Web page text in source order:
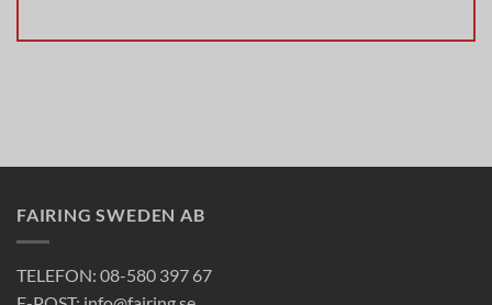
FAIRING SWEDEN AB
TELEFON: 08-580 397 67